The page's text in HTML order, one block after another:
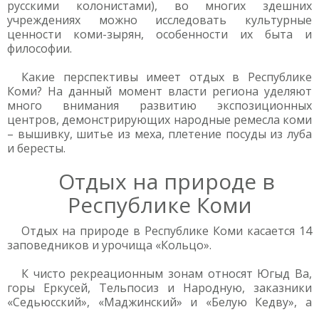
русскими колонистами), во многих здешних
учреждениях можно исследовать культурные
ценности коми-зырян, особенности их быта и
философии.
Какие перспективы имеет отдых в Республике
Коми? На данный момент власти региона уделяют
много внимания развитию экспозиционных
центров, демонстрирующих народные ремесла коми
– вышивку, шитье из меха, плетение посуды из луба
и бересты.
Отдых на природе в
Республике Коми
Отдых на природе в Республике Коми касается 14
заповедников и урочища «Кольцо».
К чисто рекреационным зонам относят Югыд Ва,
горы Еркусей, Тельпосиз и Народную, заказники
«Седьюсский», «Маджинский» и «Белую Кедву», а